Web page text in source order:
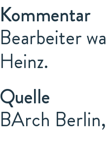
Kommentar
Bearbeiter
Heinz.
Quelle
BArch